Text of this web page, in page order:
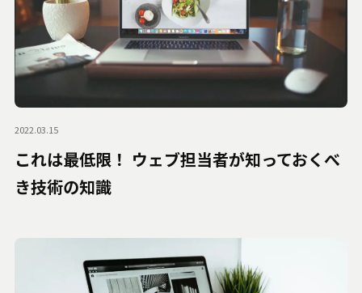
2022.03.15
これは最低限！ ウェブ担当者が知っておくべ
き技術の知識